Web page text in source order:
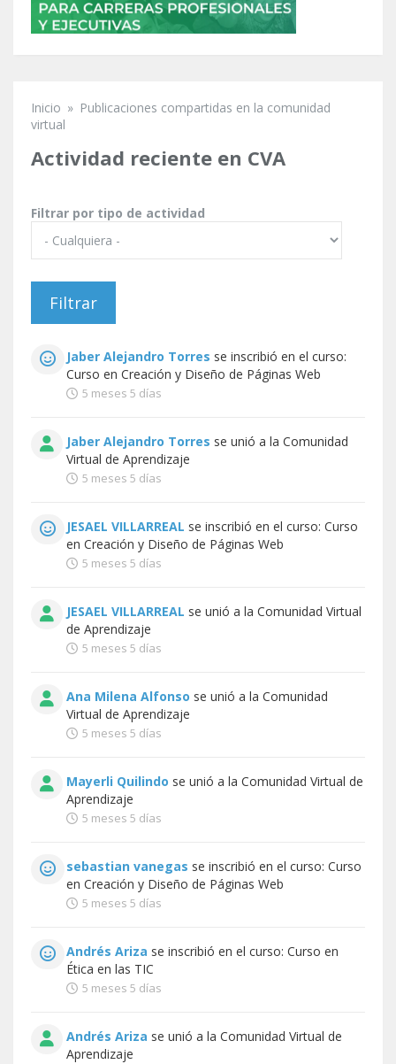
Se encuentra usted aquí
Inicio » Publicaciones compartidas en la comunidad
virtual
Actividad reciente en CVA
Filtrar por tipo de actividad
Jaber Alejandro Torres se inscribió en el curso:
Curso en Creación y Diseño de Páginas Web
5 meses 5 días
Jaber Alejandro Torres se unió a la Comunidad
Virtual de Aprendizaje
5 meses 5 días
JESAEL VILLARREAL se inscribió en el curso: Curso
en Creación y Diseño de Páginas Web
5 meses 5 días
JESAEL VILLARREAL se unió a la Comunidad Virtual
de Aprendizaje
5 meses 5 días
Ana Milena Alfonso se unió a la Comunidad
Virtual de Aprendizaje
5 meses 5 días
Mayerli Quilindo se unió a la Comunidad Virtual de
Aprendizaje
5 meses 5 días
sebastian vanegas se inscribió en el curso: Curso
en Creación y Diseño de Páginas Web
5 meses 5 días
Andrés Ariza se inscribió en el curso: Curso en
Ética en las TIC
5 meses 5 días
Andrés Ariza se unió a la Comunidad Virtual de
Aprendizaje